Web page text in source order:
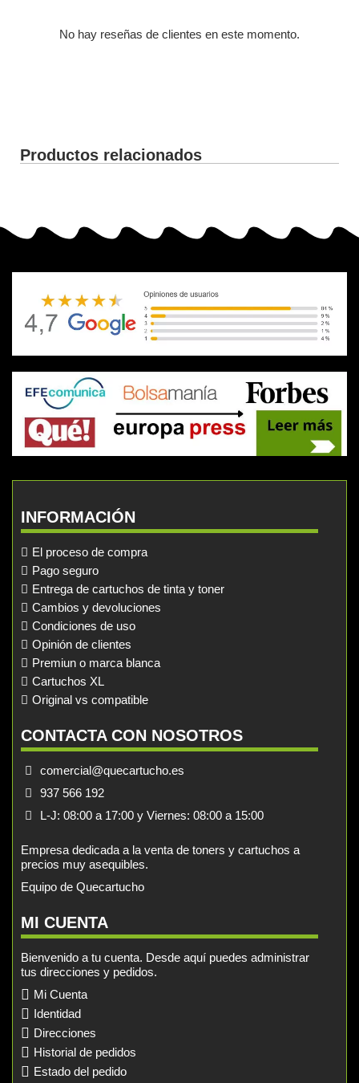
No hay reseñas de clientes en este momento.
Productos relacionados
INFORMACIÓN
El proceso de compra
Pago seguro
Entrega de cartuchos de tinta y toner
Cambios y devoluciones
Condiciones de uso
Opinión de clientes
Premiun o marca blanca
Cartuchos XL
Original vs compatible
CONTACTA CON NOSOTROS
comercial@quecartucho.es
937 566 192
L-J: 08:00 a 17:00 y Viernes: 08:00 a 15:00
Empresa dedicada a la venta de toners y cartuchos a
precios muy asequibles.
Equipo de Quecartucho
MI CUENTA
Bienvenido a tu cuenta. Desde aquí puedes administrar
tus direcciones y pedidos.
Mi Cuenta
Identidad
Direcciones
Historial de pedidos
Estado del pedido